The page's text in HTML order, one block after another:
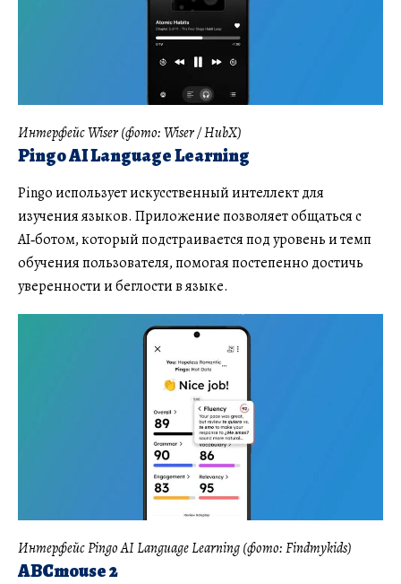
Интерфейс Wiser (фото: Wiser / HubX)
Pingo AI Language Learning
Pingo использует искусственный интеллект для
изучения языков. Приложение позволяет общаться с
AI‑ботом, который подстраивается под уровень и темп
обучения пользователя, помогая постепенно достичь
уверенности и беглости в языке.
Интерфейс Pingo AI Language Learning (фото: Findmykids)
ABCmouse 2